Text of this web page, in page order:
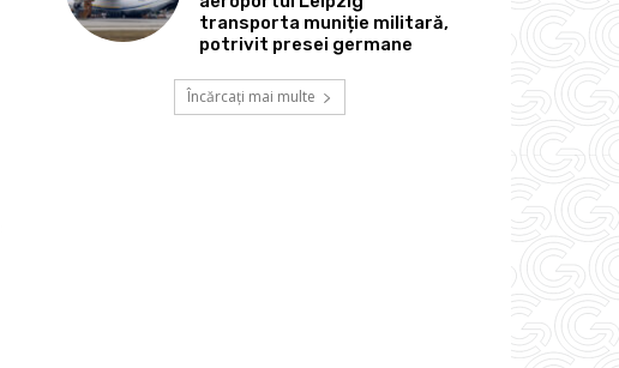
transporta muniție militară,
potrivit presei germane
Încărcați mai multe